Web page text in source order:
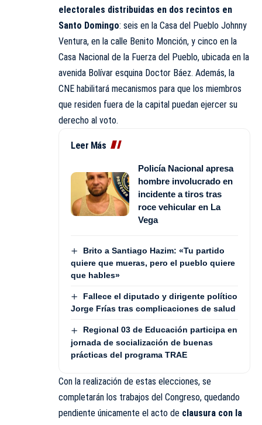
electorales distribuidas en dos recintos en
Santo Domingo: seis en la Casa del Pueblo Johnny
Ventura, en la calle Benito Monción, y cinco en la
Casa Nacional de la Fuerza del Pueblo, ubicada en la
avenida Bolívar esquina Doctor Báez. Además, la
CNE habilitará mecanismos para que los miembros
que residen fuera de la capital puedan ejercer su
derecho al voto.
Leer Más
Policía Nacional apresa
hombre involucrado en
incidente a tiros tras
roce vehicular en La
Vega
Brito a Santiago Hazim: «Tu partido
quiere que mueras, pero el pueblo quiere
que hables»
Fallece el diputado y dirigente político
Jorge Frías tras complicaciones de salud
Regional 03 de Educación participa en
jornada de socialización de buenas
prácticas del programa TRAE
Con la realización de estas elecciones, se
completarán los trabajos del Congreso, quedando
pendiente únicamente el acto de clausura con la